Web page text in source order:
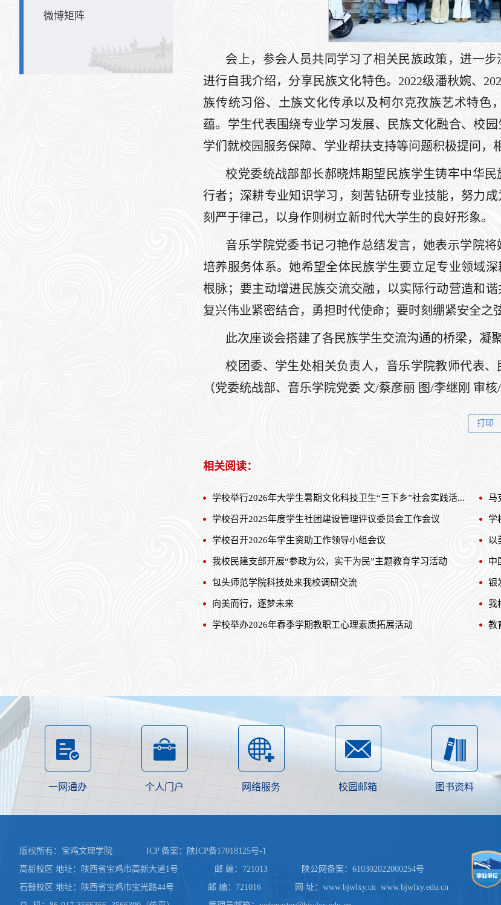
微博矩阵
会上，参会人员共同学习了相关民族政策，进一
进行自我介绍，分享民族文化特色。2022级潘秋婉、
族传统习俗、土族文化传承以及柯尔克孜族艺术特色
蕴。学生代表围绕专业学习发展、民族文化融合、校
学们就校园服务保障、学业帮扶支持等问题积极提问，
校党委统战部部长郝晓炜期望民族学生铸牢中华
行者；深耕专业知识学习，刻苦钻研专业技能，努力
刻严于律己，以身作则树立新时代大学生的良好形象。
音乐学院党委书记刁艳作总结发言，她表示学院
培养服务体系。她希望全体民族学生要立足专业领域
根脉；要主动增进民族交流交融，以实际行动营造和
复兴伟业紧密结合，勇担时代使命；要时刻绷紧安全之
此次座谈会搭建了各民族学生交流沟通的桥梁，凝
校团委、学生处相关负责人，音乐学院教师代表
（党委统战部、音乐学院党委 文/蔡彦丽 图/李继刚 审核
相关阅读：
学校举行2026年大学生暑期文化科技卫生“三下乡”社会实践活... 马
学校召开2025年度学生社团建设管理评议委员会工作会议 学
学校召开2026年学生资助工作领导小组会议 以
我校民建支部开展“参政为公，实干为民”主题教育学习活动 中
包头师范学院科技处来我校调研交流 银
向美而行，逐梦未来 我
学校举办2026年春季学期教职工心理素质拓展活动 教
一网通办 个人门户 网络服务 校园邮箱 图书资料
版权所有：宝鸡文理学院 ICP 备案：
陕ICP备17018125号-1
高新校区 地址：陕西省宝鸡市高新大道1号 邮 编：721013 陕公网备案：610302022000254号
石鼓校区 地址：陕西省宝鸡市宝光路44号 邮 编：721016 网 址：www.bjwlxy.cn www.bjwlxy.edu.cn